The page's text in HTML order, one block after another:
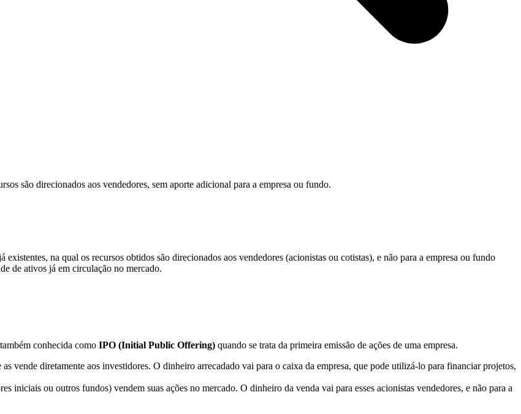
são direcionados aos vendedores, sem aporte adicional para a empresa ou fundo.
existentes, na qual os recursos obtidos são direcionados aos vendedores (acionistas ou cotistas), e não para a empresa ou fundo
de ativos já em circulação no mercado.
conhecida como IPO (Initial Public Offering) quando se trata da primeira emissão de ações de uma empresa.
as vende diretamente aos investidores. O dinheiro arrecadado vai para o caixa da empresa, que pode utilizá-lo para financiar projetos,
iniciais ou outros fundos) vendem suas ações no mercado. O dinheiro da venda vai para esses acionistas vendedores, e não para a